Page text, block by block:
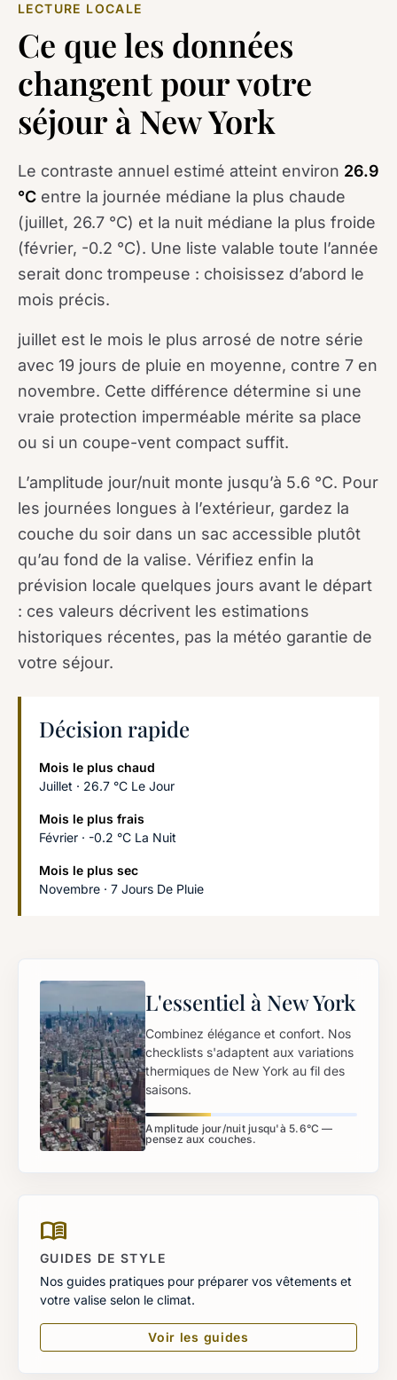
LECTURE LOCALE
Ce que les données
changent pour votre
séjour à New York
Le contraste annuel estimé atteint environ 26.9
°C entre la journée médiane la plus chaude
(juillet, 26.7 °C) et la nuit médiane la plus froide
(février, -0.2 °C). Une liste valable toute l’année
serait donc trompeuse : choisissez d’abord le
mois précis.
juillet est le mois le plus arrosé de notre série
avec 19 jours de pluie en moyenne, contre 7 en
novembre. Cette différence détermine si une
vraie protection imperméable mérite sa place
ou si un coupe-vent compact suffit.
L’amplitude jour/nuit monte jusqu’à 5.6 °C. Pour
les journées longues à l’extérieur, gardez la
couche du soir dans un sac accessible plutôt
qu’au fond de la valise. Vérifiez enfin la
prévision locale quelques jours avant le départ
: ces valeurs décrivent les estimations
historiques récentes, pas la météo garantie de
votre séjour.
Décision rapide
Mois le plus chaud
Juillet · 26.7 °C Le Jour
Mois le plus frais
Février · -0.2 °C La Nuit
Mois le plus sec
Novembre · 7 Jours De Pluie
L'essentiel à New York
Combinez élégance et confort. Nos
checklists s'adaptent aux variations
thermiques de New York au fil des
saisons.
Amplitude jour/nuit jusqu'à 5.6°C —
pensez aux couches.
menu_book
GUIDES DE STYLE
Nos guides pratiques pour préparer vos vêtements et
votre valise selon le climat.
Voir les guides